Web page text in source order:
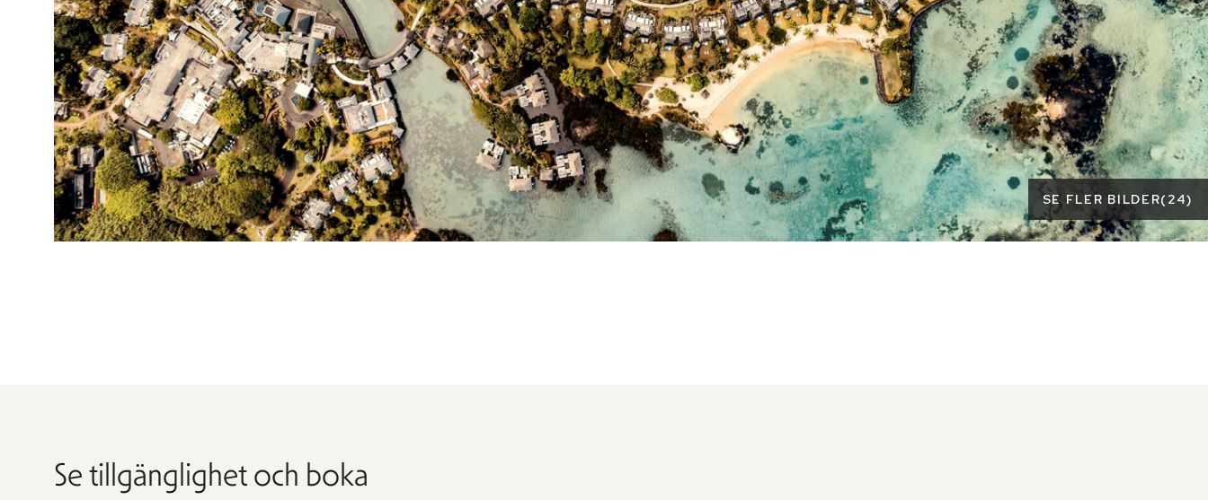
SE FLER BILDER( 24)
Se tillgänglighet och boka